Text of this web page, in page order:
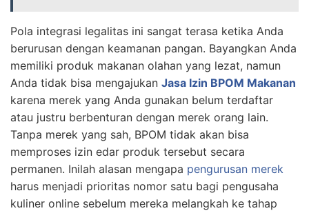
Pola integrasi legalitas ini sangat terasa ketika Anda
berurusan dengan keamanan pangan. Bayangkan Anda
memiliki produk makanan olahan yang lezat, namun
Anda tidak bisa mengajukan Jasa Izin BPOM Makanan
karena merek yang Anda gunakan belum terdaftar
atau justru berbenturan dengan merek orang lain.
Tanpa merek yang sah, BPOM tidak akan bisa
memproses izin edar produk tersebut secara
permanen. Inilah alasan mengapa pengurusan merek
harus menjadi prioritas nomor satu bagi pengusaha
kuliner online sebelum mereka melangkah ke tahap